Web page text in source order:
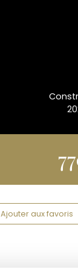
Ajouter aux favoris